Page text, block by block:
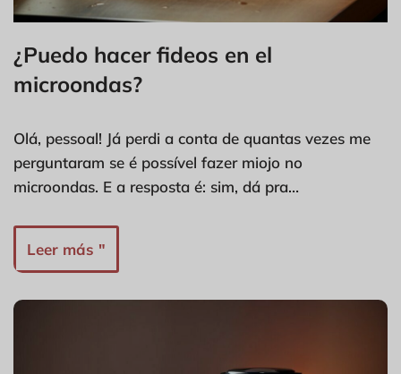
¿Puedo hacer fideos en el
microondas?
Olá, pessoal! Já perdi a conta de quantas vezes me
perguntaram se é possível fazer miojo no
microondas. E a resposta é: sim, dá pra…
Leer más "